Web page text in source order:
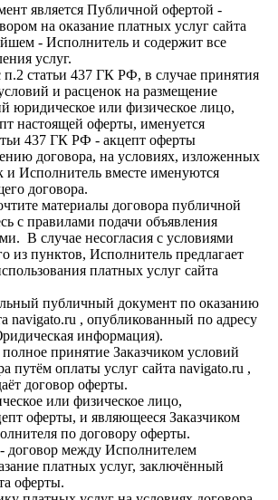
является Публичной офертой -
на оказание платных услуг сайта
- Исполнитель и содержит все
услуг.
п.2 статьи 437 ГК РФ, в случае принятия
и расценок на размещение
юридическое или физическое лицо,
настоящей оферты, именуется
437 ГК РФ - акцепт оферты
договора, на условиях, изложенных
и Исполнитель вместе именуются
договора.
материалы договора публичной
с правилами подачи объявления
В случае несогласия с условиями
из пунктов, Исполнитель предлагает
платных услуг сайта
публичный документ по оказанию
navigato.ru , опубликованный по адресу
информация).
принятие Заказчиком условий
путём оплаты услуг сайта navigato.ru ,
договор оферты.
или физическое лицо,
оферты, и являющееся Заказчиком
по договору оферты.
договор между Исполнителем
платных услуг, заключённый
оферты.